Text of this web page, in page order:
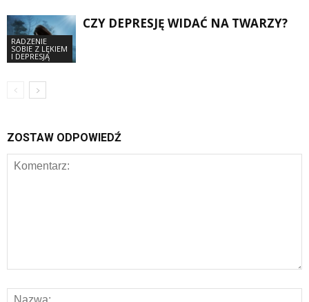
RADZENIE
SOBIE Z LĘKIEM
I DEPRESJĄ
CZY DEPRESJĘ WIDAĆ NA TWARZY?
ZOSTAW ODPOWIEDŹ